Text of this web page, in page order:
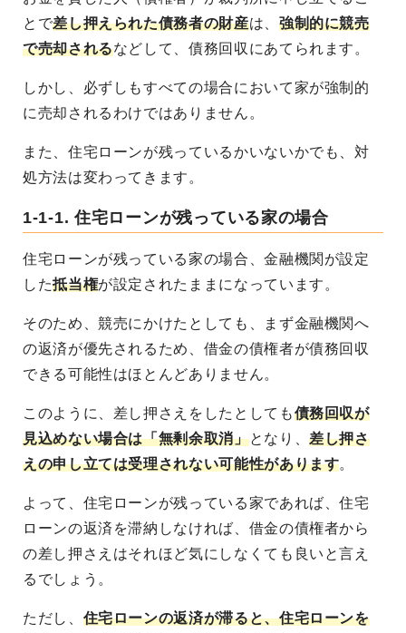
とで差し押えられた債務者の財産は、 強制的に競売
で売却されるなどして、債務回収にあてられます。
しかし、必ずしもすべての場合において家が強制的
に売却されるわけではありません。
また、住宅ローンが残っているかいないかでも、対
処方法は変わってきます。
1-1-1. 住宅ローンが残っている家の場合
住宅ローンが残っている家の場合、金融機関が設定
した抵当権が設定されたままになっています。
そのため、競売にかけたとしても、まず金融機関へ
の返済が優先されるため、借金の債権者が債務回収
できる可能性はほとんどありません。
このように、差し押さえをしたとしても債務回収が
見込めない場合は「無剰余取消」となり、差し押さ
えの申し立ては受理されない可能性があります。
よって、住宅ローンが残っている家であれば、住宅
ローンの返済を滞納しなければ、借金の債権者から
の差し押さえはそれほど気にしなくても良いと言え
るでしょう。
ただし、 住宅ローンの返済が滞ると、住宅ローンを